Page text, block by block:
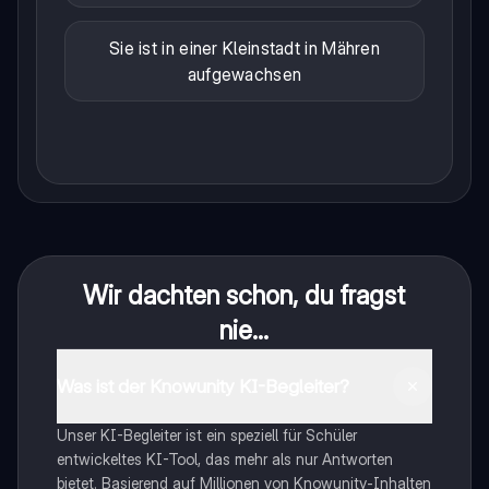
Sie ist in einer Kleinstadt in Mähren
aufgewachsen
Wir dachten schon, du fragst
nie...
Unser KI-Begleiter ist ein speziell für Schüler
entwickeltes KI-Tool, das mehr als nur Antworten
bietet. Basierend auf Millionen von Knowunity-Inhalten